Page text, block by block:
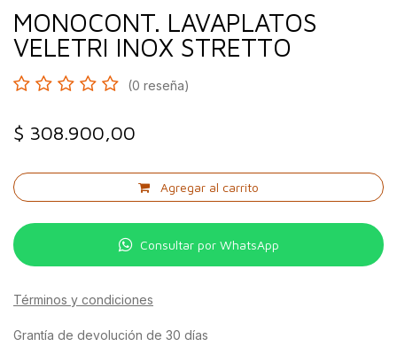
MONOCONT. LAVAPLATOS
VELETRI INOX STRETTO
(0 reseña)
$ 308.900,00
Agregar al carrito
Consultar por WhatsApp
Términos y condiciones
Grantía de devolución de 30 días